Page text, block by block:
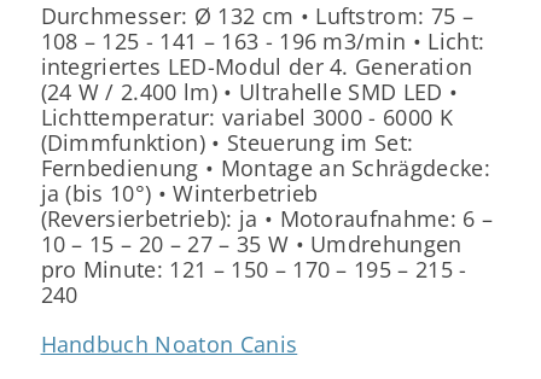
Durchmesser: Ø 132 cm • Luftstrom: 75 –
108 – 125 - 141 – 163 - 196 m3/min • Licht:
integriertes LED-Modul der 4. Generation
(24 W / 2.400 lm) • Ultrahelle SMD LED •
Lichttemperatur: variabel 3000 - 6000 K
(Dimmfunktion) • Steuerung im Set:
Fernbedienung • Montage an Schrägdecke:
ja (bis 10°) • Winterbetrieb
(Reversierbetrieb): ja • Motoraufnahme: 6 –
10 – 15 – 20 – 27 – 35 W • Umdrehungen
pro Minute: 121 – 150 – 170 – 195 – 215 -
240
Handbuch Noaton Canis